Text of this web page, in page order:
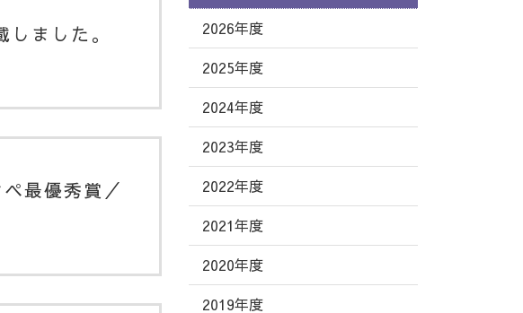
ました。
最優秀賞／
2026年度
2025年度
2024年度
2023年度
2022年度
2021年度
2020年度
2019年度